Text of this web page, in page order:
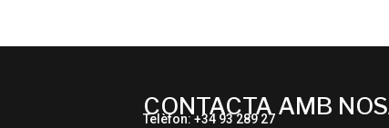
CONTACTA AMB
Telèfon: +34 93 289 27